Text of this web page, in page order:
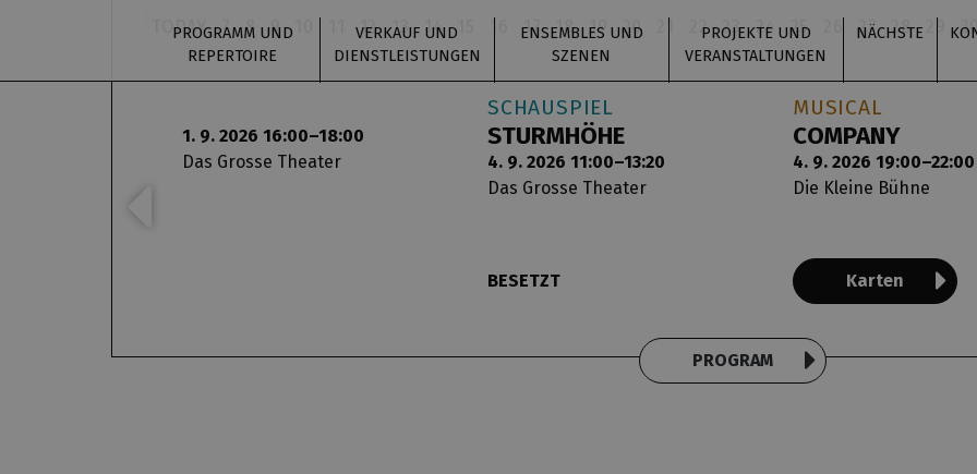
PROGRAMM UND
REPERTOIRE
VERKAUF UND
DIENSTLEISTUNGEN
ENSEMBLES UND
SZENEN
PROJEKTE UND
VERANSTALTUNGEN
NÄCHSTE
TODAY 7 8 9 12 13 14 17 18 19 20 22 23 24 25 27 28
1. 9. 2026 16:00–18:00
Das Grosse Theater
SCHAUSPIEL
STURMHÖHE
4. 9. 2026 11:00–13:20
Das Grosse Theater
BESETZT
MUSICAL
COMPANY
4. 9. 2026 19:00–22:00
Die Kleine Bühne
Karten
PROGRAM